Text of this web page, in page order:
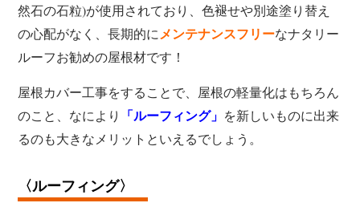
然石の石粒)が使用されており、色褪せや別途塗り替え
の心配がなく、長期的に メンテナンスフリーなナタリー
ルーフお勧めの屋根材です！
屋根カバー工事をすることで、屋根の軽量化はもちろん
のこと、なにより
「ルーフィング」 を新しいものに出来
るのも大きなメリットといえるでしょう。
〈ルーフィング〉